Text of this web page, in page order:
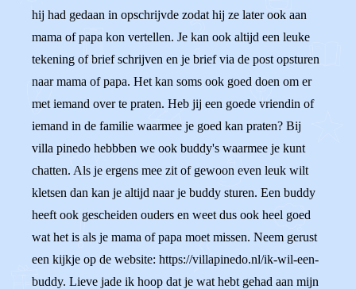
hij had gedaan in opschrijvde zodat hij ze later ook aan
mama of papa kon vertellen. Je kan ook altijd een leuke
tekening of brief schrijven en je brief via de post opsturen
naar mama of papa. Het kan soms ook goed doen om er
met iemand over te praten. Heb jij een goede vriendin of
iemand in de familie waarmee je goed kan praten? Bij
villa pinedo hebbben we ook buddy's waarmee je kunt
chatten. Als je ergens mee zit of gewoon even leuk wilt
kletsen dan kan je altijd naar je buddy sturen. Een buddy
heeft ook gescheiden ouders en weet dus ook heel goed
wat het is als je mama of papa moet missen. Neem gerust
een kijkje op de website: https://villapinedo.nl/ik-wil-een-
buddy. Lieve jade ik hoop dat je wat hebt gehad aan mijn